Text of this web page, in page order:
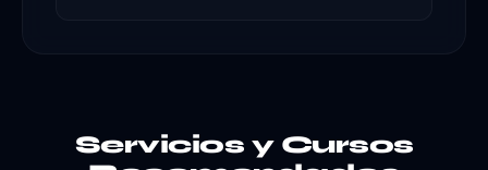
Servicios y Cursos